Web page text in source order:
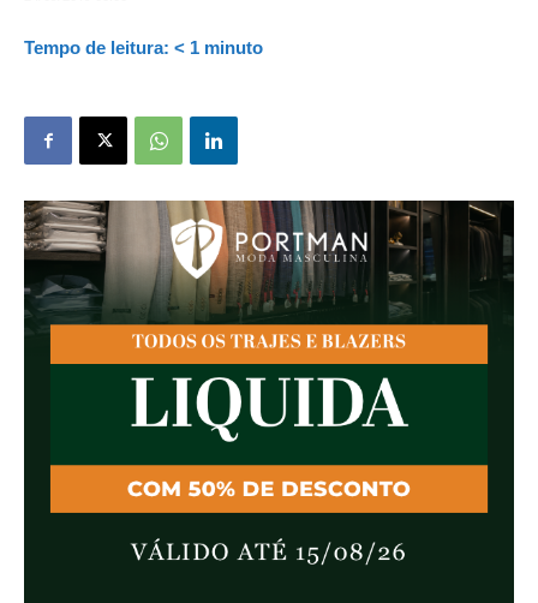
Tempo de leitura: < 1 minuto